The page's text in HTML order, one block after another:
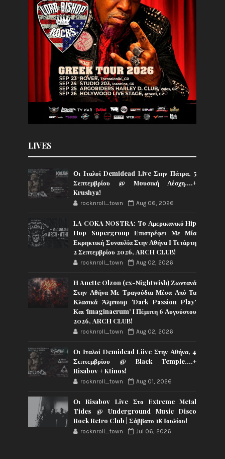
LIVES
Οι Ιταλοί Demidead Live Στην Πάτρα, 5
Σεπτεμβρίου @ Moυσική Λέσχη….+
Krushya!
rocknroll_town Aug 06, 2026
LA COKA NOSTRA: To Αμερικανικό Hip
Hop Supergroup Επιστρέφει Με Μία
Εκρηκτική Συναυλία Στην Αθήνα Ι Τετάρτη
2 Σεπτεμβρίου 2026, ARCH CLUB!
rocknroll_town Aug 02, 2026
Η Anette Olzon (ex-Nightwish) Ζωντανά
Στην Αθήνα Με Τραγούδια Μέσα Από Τα
Κλασικά Άλμπουμ ‘Dark Passion Play’
Και ‘Imaginaerum’ I Πέμπτη 6 Αυγούστου
2026, ARCH CLUB!
rocknroll_town Aug 02, 2026
Οι Ιταλοί Demidead Liive Στην Αθήνα, 4
Σεπτεμβρίου @ Black Temple….+
Risabov + Ktinos!
rocknroll_town Aug 01, 2026
Οι Risabov Live Στο Extreme Metal
Tides @ Underground Music Disco
Rock Retro Club | Σάββατο 18 Ιουλίου!
rocknroll_town Jul 06, 2026